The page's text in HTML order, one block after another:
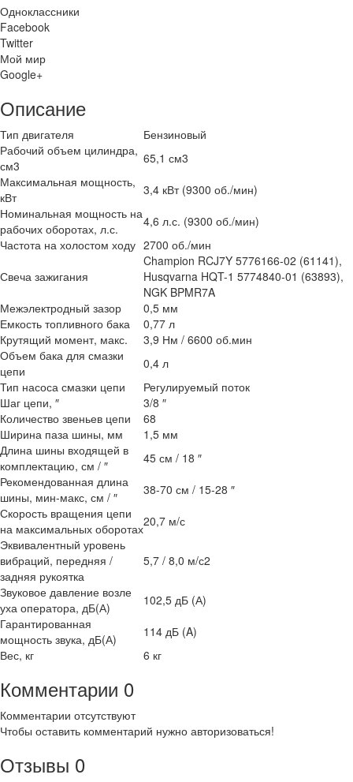
Одноклассники
Facebook
Twitter
Мой мир
Google+
Описание
Тип двигателя
Бензиновый
Рабочий объем цилиндра,
см3
65,1 см3
Максимальная мощность,
кВт
3,4 кВт (9300 об./мин)
Номинальная мощность на
рабочих оборотах, л.с.
4,6 л.с. (9300 об./мин)
Частота на холостом ходу 2700 об./мин
Свеча зажигания
Champion RCJ7Y 5776166-02 (61141),
Husqvarna HQT-1 5774840-01 (63893),
NGK BPMR7A
Межэлектродный зазор
0,5 мм
Емкость топливного бака
0,77 л
Крутящий момент, макс.
3,9 Нм / 6600 об.мин
Объем бака для смазки
цепи
0,4 л
Тип насоса смазки цепи
Регулируемый поток
Шаг цепи, ″
3/8 ″
Количество звеньев цепи
68
Ширина паза шины, мм
1,5 мм
Длина шины входящей в
комплектацию, см / ″
45 см / 18 ″
Рекомендованная длина
шины, мин-макс, см / ″
38-70 см / 15-28 ″
Скорость вращения цепи
на максимальных оборотах20,7 м/с
Эквивалентный уровень
вибраций, передняя /
задняя рукоятка
5,7 / 8,0 м/с2
Звуковое давление возле
уха оператора, дБ(А)
102,5 дБ (А)
Гарантированная
мощность звука, дБ(А)
114 дБ (A)
Вес, кг
6 кг
Комментарии 0
Комментарии отсутствуют
Чтобы оставить комментарий нужно авторизоваться!
Отзывы 0